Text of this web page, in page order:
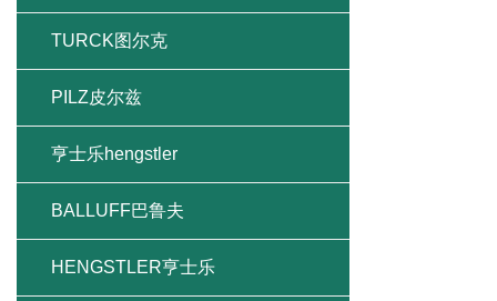
TURCK图尔克
PILZ皮尔兹
亨士乐hengstler
BALLUFF巴鲁夫
HENGSTLER亨士乐